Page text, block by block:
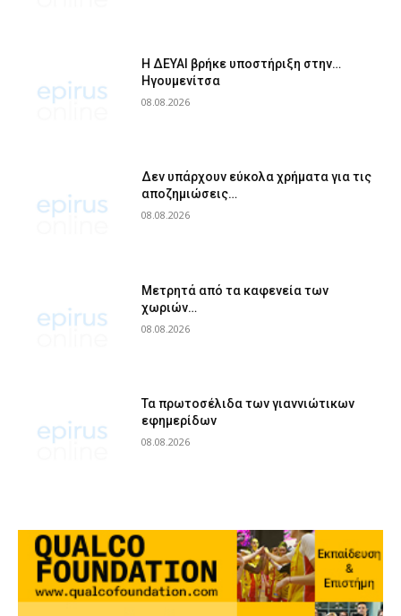
Η ΔΕΥΑΙ βρήκε υποστήριξη στην…
Ηγουμενίτσα
08.08.2026
Δεν υπάρχουν εύκολα χρήματα για τις
αποζημιώσεις…
08.08.2026
Μετρητά από τα καφενεία των
χωριών…
08.08.2026
Τα πρωτοσέλιδα των γιαννιώτικων
εφημερίδων
08.08.2026